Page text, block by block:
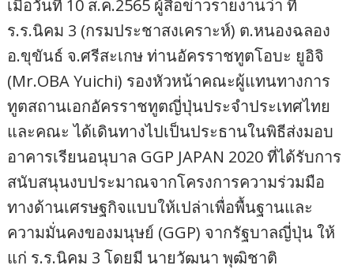
เมื่อวันที่ 10 ส.ค.2565 ผู้สื่อข่าวรายงานว่า ที่
ร.ร.นิคม 3 (กรมประชาสงเคราะห์) ต.หนองฉลอง
อ.ขุขันธ์ จ.ศรีสะเกษ ท่านอัครราชทูตโอบะ ยูอิจิ
(Mr.OBA Yuichi) รองหัวหน้าคณะผู้แทนทางการ
ทูตสถานเอกอัครราชทูตญี่ปุ่นประจำประเทศไทย
และคณะ ได้เดินทางไปเป็นประธานในพิธีส่งมอบ
อาคารเรียนอนุบาล GGP JAPAN 2020 ที่ได้รับการ
สนับสนุนงบประมาณจากโครงการความร่วมมือ
ทางด้านเศรษฐกิจแบบให้เปล่าเพื่อพื้นฐานและ
ความมั่นคงของมนุษย์ (GGP) จากรัฐบาลญี่ปุ่น ให้
แก่ ร.ร.นิคม 3 โดยมี นายวัฒนา พุฒิชาติ